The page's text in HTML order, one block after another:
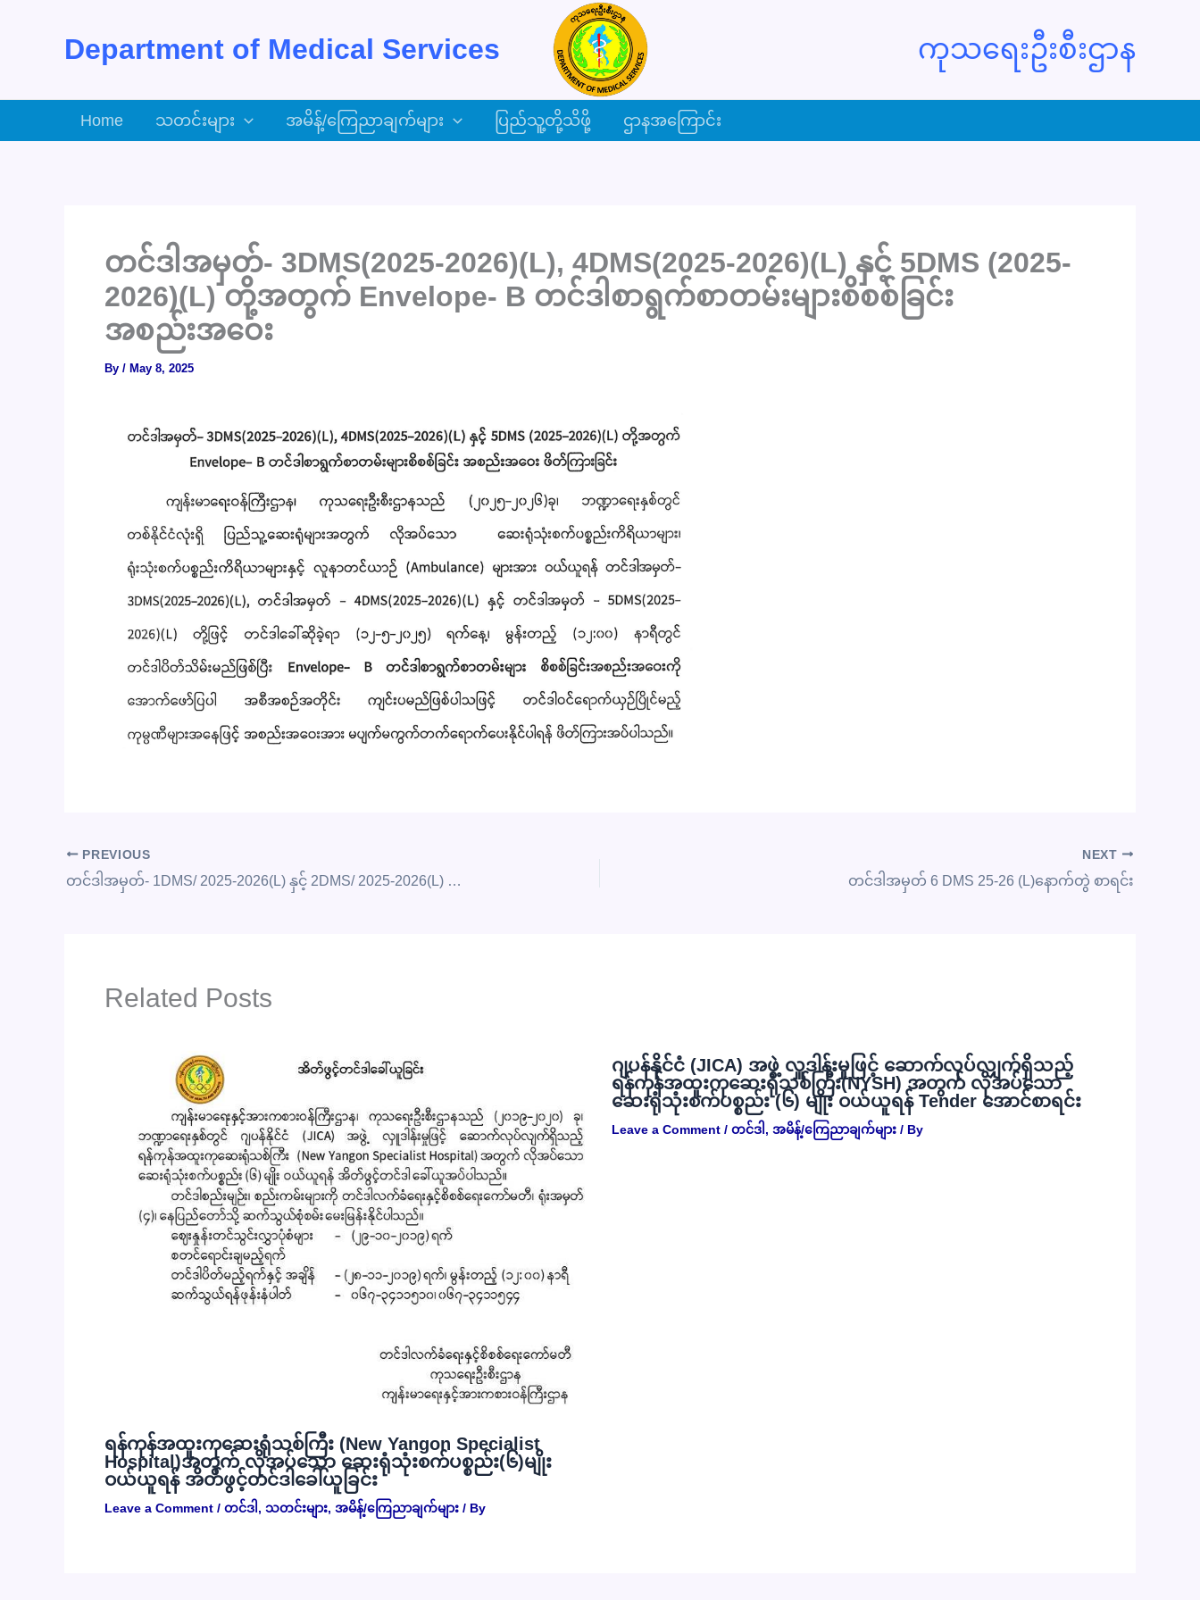
Department of Medical Services ကုသရေးဦးစီးဌာန
Home သတင်းများ အမိန့်/ကြေညာချက်များ ပြည်သူ့တို့သိဖို့ ဌာနအကြောင်း
တင်ဒါအမှတ်- 3DMS(2025-2026)(L), 4DMS(2025-2026)(L) နှင့် 5DMS (2025-
2026)(L) တို့အတွက် Envelope- B တင်ဒါစာရွက်စာတမ်းများစိစစ်ခြင်း
အစည်းအဝေး
By / May 8, 2025
PREVIOUS
တင်ဒါအမှတ်- 1DMS/ 2025-2026(L) နှင့် 2DMS/ 2025-2026(L) တို့အတွက် Envelope- B Technical Specification ဖွင့်ဖောက် စိစစ်ခြင်းနှင့် Envelope- A (ဈေးနှုန်း) စာအိတ် ဖွင့်ဖောက်စိစစ်ပွဲ ဖိတ်ကြားခြင်း
NEXT
တင်ဒါအမှတ် 6 DMS 25-26 (L)နောက်တွဲ စာရင်း
Related Posts
ရန်ကုန်အထူးကုဆေးရုံသစ်ကြီး (New Yangon Specialist
Hospital)အတွက် လိုအပ်သော ဆေးရုံသုံးစက်ပစ္စည်း(၆)မျိုး
ဝယ်ယူရန် အိတ်ဖွင့်တင်ဒါခေါ်ယူခြင်း
Leave a Comment / တင်ဒါ , သတင်းများ, အမိန့်/ကြေညာချက်များ / By
ဂျပန်နိုင်ငံ (JICA) အဖွဲ့ လှူဒါန်းမှုဖြင့် ဆောက်လုပ်လျှက်ရှိသည့်
ရန်ကုန်အထူးကုဆေးရုံသစ်ကြီး(NYSH) အတွက် လိုအပ်သော
ဆေးရုံသုံးစက်ပစ္စည်း (၆) မျိုး ဝယ်ယူရန် Tender အောင်စာရင်း
Leave a Comment / တင်ဒါ , အမိန့်/ကြေညာချက်များ/ By